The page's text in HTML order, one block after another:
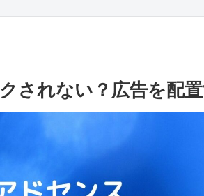
されない？広告を配